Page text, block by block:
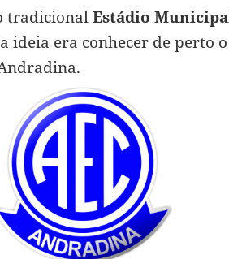
tradicionalEstádio
ideia era conhecer de perto